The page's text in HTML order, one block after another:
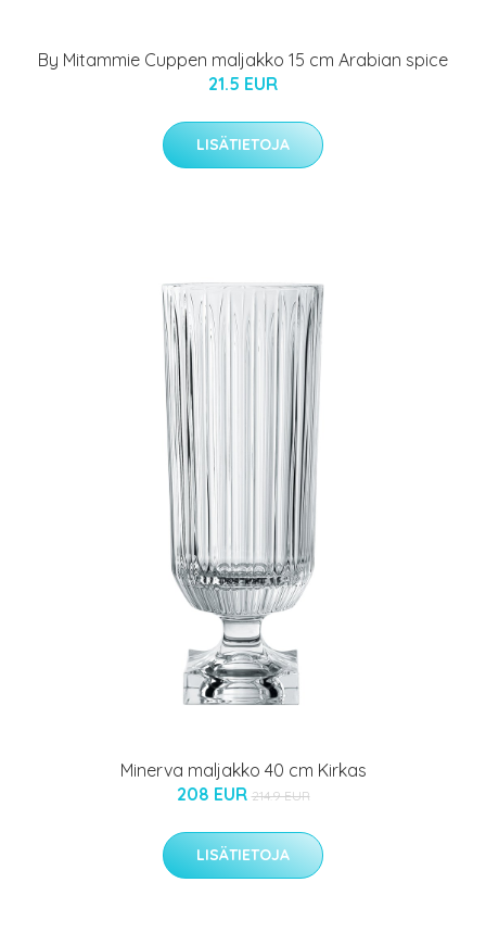
By Mitammie Cuppen maljakko 15 cm Arabian spice
21.5 EUR
LISÄTIETOJA
Minerva maljakko 40 cm Kirkas
208 EUR 214.9 EUR
LISÄTIETOJA